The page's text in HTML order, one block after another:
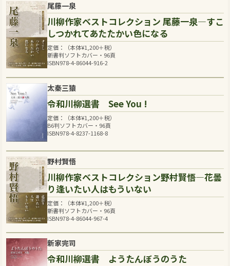
尾藤一泉
川柳作家ベストコレクション 尾藤一泉―すこ
しつかれてあたたかい色になる
定価：（本体¥1,200＋税）
新書判ソフトカバー・96頁
ISBN978-4-86044-916-2
太秦三猿
令和川柳選書 See You !
定価：（本体¥1,200＋税）
B6判ソフトカバー・96頁
ISBN978-4-8237-1168-8
野村賢悟
川柳作家ベストコレクション野村賢悟―花曇
り逢いたい人はもういない
定価：（本体¥1,200＋税）
新書判ソフトカバー・96頁
ISBN978-4-86044-967-4
新家完司
令和川柳選書 ようたんぼうのうた